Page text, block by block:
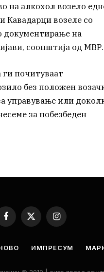
на алкохол возело
Кавадарци возеле со
документирање на
соопштија од МВР.
почитуваат
без положен
управување или
за побезбеден
Facebook
X
(Twitter)
Instagram
ИМПРЕСУМ